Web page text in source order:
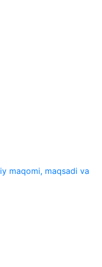
maqomi, maqsadi va